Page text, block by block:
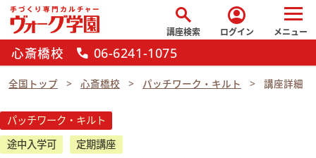
search
講座検索
account_circle
ログイン メニュー
心斎橋校 call 06-6241-1075
全国トップ 心斎橋校 パッチワーク・キルト 講座詳細
パッチワーク・キルト
途中入学可
定期講座